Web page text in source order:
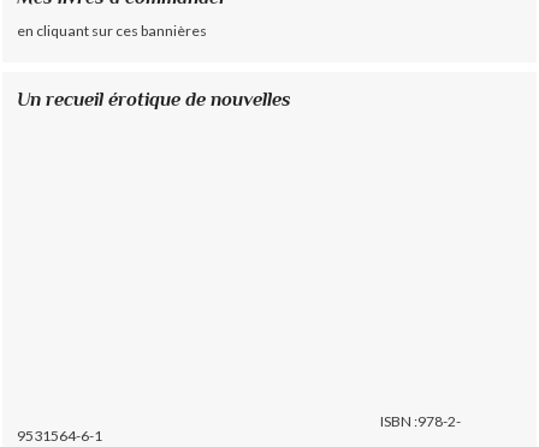
en cliquant sur ces bannières
Un recueil érotique de nouvelles
ISBN :978-2-
9531564-6-1